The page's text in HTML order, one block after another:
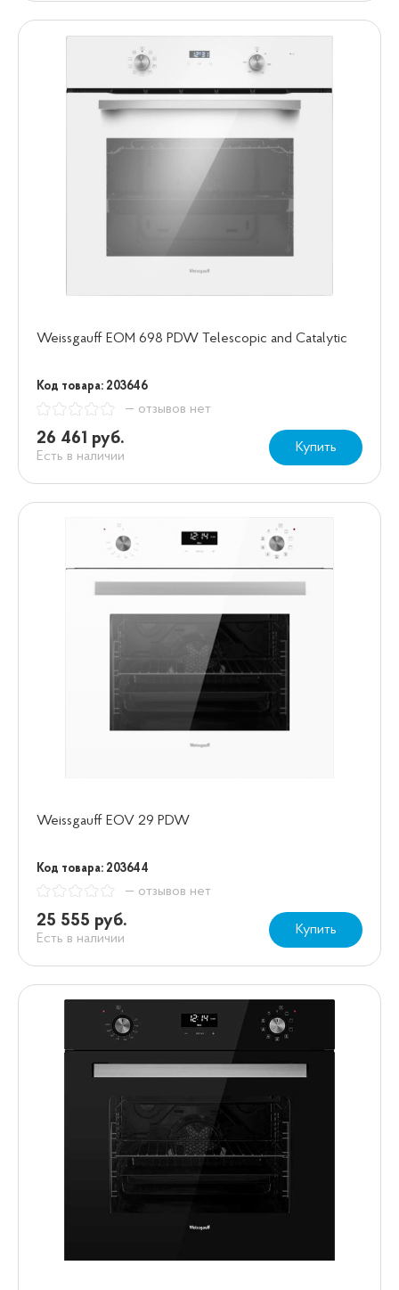
Weissgauff EOM 698 PDW Telescopic and Catalytic
Код товара: 203646
— отзывов нет
26 461 руб.
Есть в наличии
Купить
Weissgauff EOV 29 PDW
Код товара: 203644
— отзывов нет
25 555 руб.
Есть в наличии
Купить